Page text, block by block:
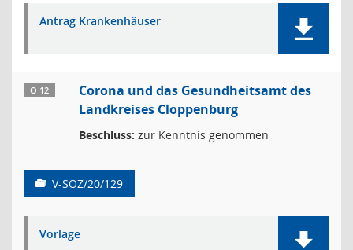
Antrag Krankenhäuser
Ö 12
Corona und das Gesundheitsamt des
Landkreises Cloppenburg
Beschluss: zur Kenntnis genommen
V-SOZ/20/129
Vorlage